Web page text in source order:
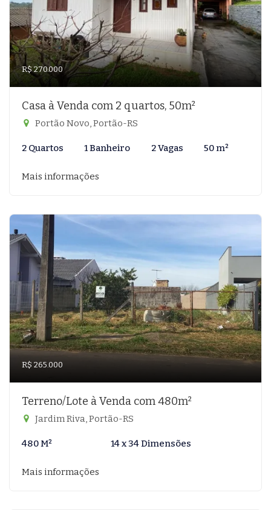
R$ 270.000
Casa à Venda com 2 quartos, 50m²
Portão Novo, Portão-RS
2 Quartos 1 Banheiro 2 Vagas 50 m²
Mais informações
R$ 265.000
Terreno/Lote à Venda com 480m²
Jardim Riva, Portão-RS
480 M² 14 x 34 Dimensões
Mais informações